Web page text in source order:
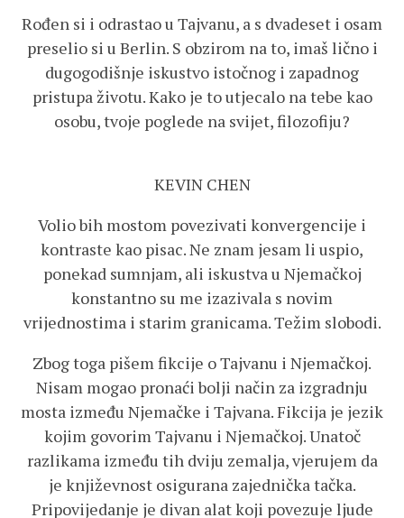
Rođen si i odrastao u Tajvanu, a s dvadeset i osam
preselio si u Berlin. S obzirom na to, imaš lično i
dugogodišnje iskustvo istočnog i zapadnog
pristupa životu. Kako je to utjecalo na tebe kao
osobu, tvoje poglede na svijet, filozofiju?
KEVIN CHEN
Volio bih mostom povezivati konvergencije i
kontraste kao pisac. Ne znam jesam li uspio,
ponekad sumnjam, ali iskustva u Njemačkoj
konstantno su me izazivala s novim
vrijednostima i starim granicama. Težim slobodi.
Zbog toga pišem fikcije o Tajvanu i Njemačkoj.
Nisam mogao pronaći bolji način za izgradnju
mosta između Njemačke i Tajvana. Fikcija je jezik
kojim govorim Tajvanu i Njemačkoj. Unatoč
razlikama između tih dviju zemalja, vjerujem da
je književnost osigurana zajednička tačka.
Pripovijedanje je divan alat koji povezuje ljude